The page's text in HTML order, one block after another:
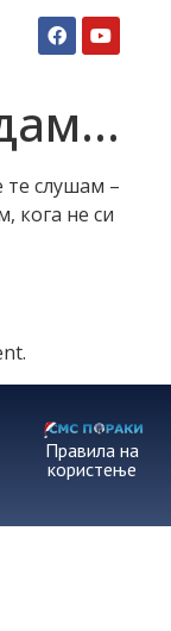
те слушам –
кога не си
Правила на
користење